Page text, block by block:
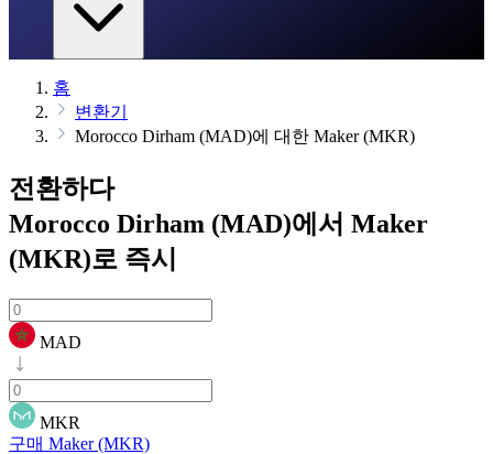
홈
변환기
Morocco Dirham (MAD)에 대한 Maker (MKR)
전환하다
Morocco Dirham (MAD)에서 Maker
(MKR)로 즉시
MAD
MKR
구매 Maker (MKR)